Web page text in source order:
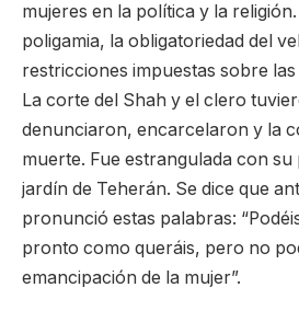
mujeres en la política y la
poligamia, la obligatoriedad del
restricciones impuestas sobre
La corte del Shah y el clero
denunciaron, encarcelaron y la
muerte. Fue estrangulada con
jardín de Teherán. Se dice que
pronunció estas palabras:
pronto como queráis, pero no
emancipación de la mujer”.